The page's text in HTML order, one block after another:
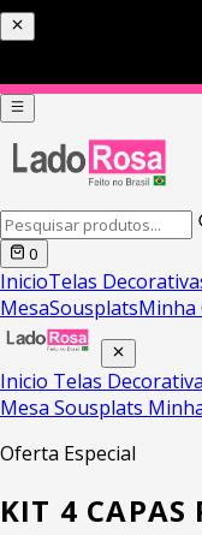
PIX COM 5% DE DESCONTO
0
InicioTelas
MesaSousplatsMinha
Inicio Telas
Mesa Sousplats
Oferta Especial
KIT 4 CAPAS